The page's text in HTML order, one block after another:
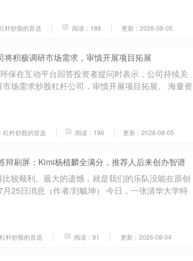
杆炒股的首选 阅读：188 更新：2026-08-05
积极调研市场需求，审慎开展项目拓展
保在互动平台回答投资者提问时表示，公司持续关
场需求炒股杠杆公司，审慎开展项目拓展。 海量资
杠杆炒股的首选 阅读：196 更新：2026-08-05
辩刷屏：Kimi杨植麟全满分，推荐人后来创办智谱
较顺利。最大的遗憾，就是我们的乐队没能在原创
25日消息（作者/刘毓坤） 今日，一张清华大学特
杆炒股的首选 阅读：91 更新：2026-08-04